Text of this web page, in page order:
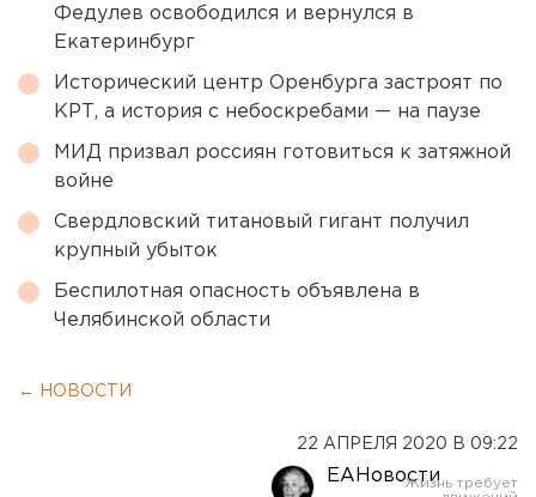
Федулев освободился и вернулся в
Екатеринбург
Исторический центр Оренбурга застроят по
КРТ, а история с небоскребами — на паузе
МИД призвал россиян готовиться к затяжной
войне
Свердловский титановый гигант получил
крупный убыток
Беспилотная опасность объявлена в
Челябинской области
← НОВОСТИ
22 АПРЕЛЯ 2020 В 09:22
ЕАНовости